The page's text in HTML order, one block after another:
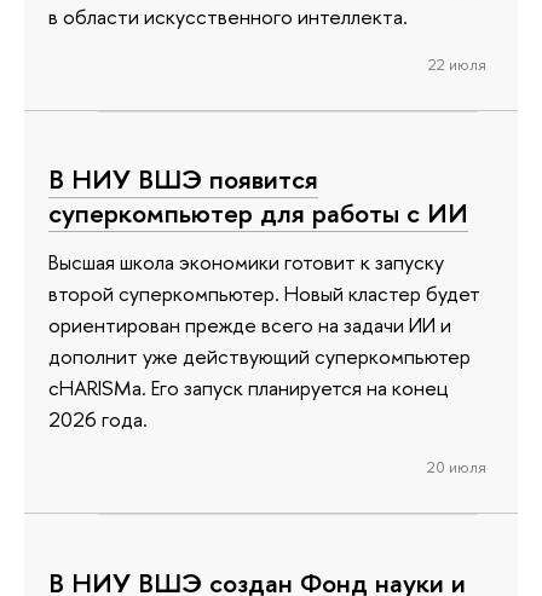
в области искусственного интеллекта.
22 июля
В НИУ ВШЭ появится
суперкомпьютер для работы с ИИ
Высшая школа экономики готовит к запуску
второй суперкомпьютер. Новый кластер будет
ориентирован прежде всего на задачи ИИ и
дополнит уже действующий суперкомпьютер
cHARISMa. Его запуск планируется на конец
2026 года.
20 июля
В НИУ ВШЭ создан Фонд науки и